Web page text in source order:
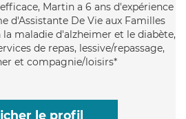
Martin a 6 ans d'expérience
d'Assistante De Vie aux Familles
maladie d'alzheimer et le diabète,
de repas, lessive/repassage,
et compagnie/loisirs*
le profil